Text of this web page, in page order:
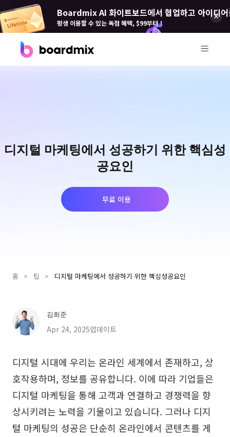
Boardmix AI 화이트보드에서 협업하고 아이디
평생 이용할 수 있는 독점 혜택, $99부터！
Boardmix 개발자 플랫폼
Pixso(픽소)
솔루션
마인드맵
ER 다이어그램
UML 다이어그램
조직도
SMART 목표 설정
비즈니스 모델 캔버스
사용자 여정 지도
아키텍처 다이어그램
워크플로우
디지털 마케팅에서 성공하기 위한 핵심성
공요인
무료 이용
홈 > 팁 > 디지털 마케팅에서 성공하기 위한 핵심성공요인
김희준
Apr 24, 2025업데이트
디지털 시대에 우리는 온라인 세계에서 존재하고, 상
호작용하며, 정보를 공유합니다. 이에 따라 기업들은
디지털 마케팅을 통해 고객과 연결하고 경쟁력을 향
상시키려는 노력을 기울이고 있습니다. 그러나 디지
털 마케팅의 성공은 단순히 온라인에서 콘텐츠를 게